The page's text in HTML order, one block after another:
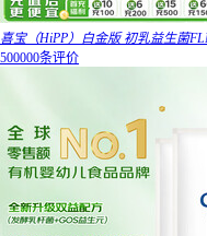
喜宝（HiPP）白金版 初乳益生菌
500000条评价